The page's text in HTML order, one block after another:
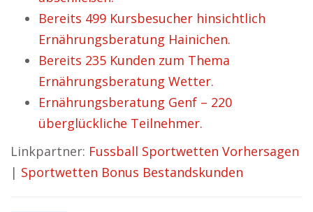
Bereits 499 Kursbesucher hinsichtlich
Ernährungsberatung Hainichen.
Bereits 235 Kunden zum Thema
Ernährungsberatung Wetter.
Ernährungsberatung Genf – 220
überglückliche Teilnehmer.
Linkpartner: Fussball Sportwetten Vorhersagen
| Sportwetten Bonus Bestandskunden